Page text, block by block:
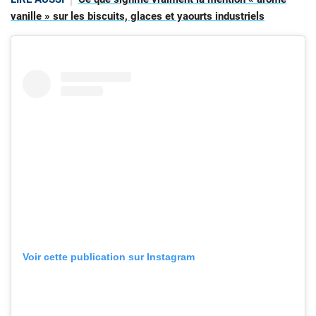
vanille » sur les biscuits, glaces et yaourts industriels
Voir cette publication sur Instagram